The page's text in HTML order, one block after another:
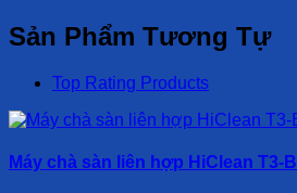
Sản Phẩm Tương Tự
Top Rating Products
Máy chà sàn liên hợp HiClean T3-B